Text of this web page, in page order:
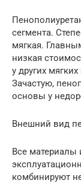
сегмента.
мягкая.
низкая
у других
Зачастую,
основы у
Внешний вид
Все
комбинируют